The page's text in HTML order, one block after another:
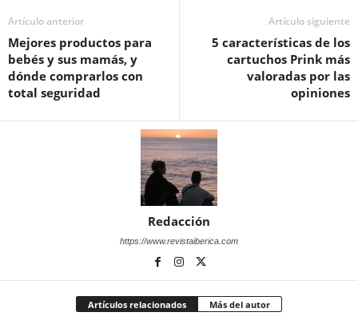
Artículo anterior
Mejores productos para
bebés y sus mamás, y
dónde comprarlos con
total seguridad
Artículo siguiente
5 características de los
cartuchos Prink más
valoradas por las
opiniones
Redacción
https://www.revistaiberica.com
Artículos relacionados Más del autor